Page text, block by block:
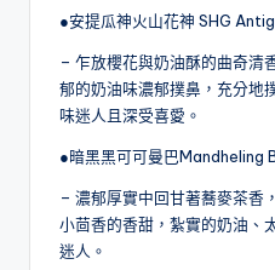
●安提瓜神火山花神 SHG
– 乍放櫻花與奶油酥的曲奇清
郁的奶油味濃郁撲鼻，充分地
味迷人且深受喜愛。
●暗黑黑可可曼巴Mandheling
– 濃郁厚實中回甘著蕎麥茶香
小茴香的香甜，紮實的奶油、
迷人。